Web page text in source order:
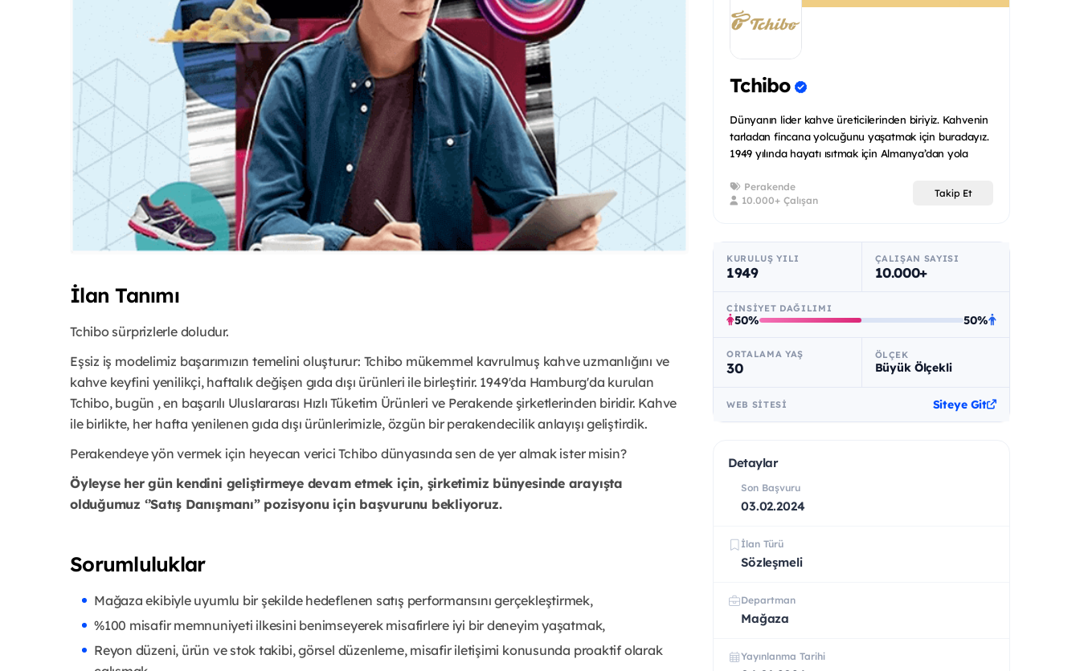
İlan Tanımı
Tchibo sürprizlerle doludur.
Eşsiz iş modelimiz başarımızın temelini oluşturur: Tchibo mükemmel kavrulmuş kahve uzmanlığını ve
kahve keyfini yenilikçi, haftalık değişen gıda dışı ürünleri ile birleştirir. 1949'da Hamburg'da kurulan
Tchibo, bugün , en başarılı Uluslararası Hızlı Tüketim Ürünleri ve Perakende şirketlerinden biridir. Kahve
ile birlikte, her hafta yenilenen gıda dışı ürünlerimizle, özgün bir perakendecilik anlayışı geliştirdik.
Perakendeye yön vermek için heyecan verici Tchibo dünyasında sen de yer almak ister misin?
Öyleyse her gün kendini geliştirmeye devam etmek için, şirketimiz bünyesinde arayışta
olduğumuz ‘’Satış Danışmanı” pozisyonu için başvurunu bekliyoruz.
Sorumluluklar
Mağaza ekibiyle uyumlu bir şekilde hedeflenen satış performansını gerçekleştirmek,
%100 misafir memnuniyeti ilkesini benimseyerek misafirlere iyi bir deneyim yaşatmak,
Reyon düzeni, ürün ve stok takibi, görsel düzenleme, misafir iletişimi konusunda proaktif olarak
Tchibo
Dünyanın lider kahve üreticilerinden biriyiz. Kahvenin
tarladan fincana yolcuğunu yaşatmak için buradayız.
1949 yılında hayatı ısıtmak için Almanya’dan yola
Perakende
10.000+ Çalışan
Takip Et
KURULUŞ YILI
1949
ÇALIŞAN SAYISI
10.000+
CINSIYET DAĞILIMI
50% 50%
ORTALAMA YAŞ
30
ÖLÇEK
Büyük Ölçekli
WEB SITESI Siteye Git
Detaylar
Son Başvuru
03.02.2024
İlan Türü
Sözleşmeli
Departman
Mağaza
Yayınlanma Tarihi